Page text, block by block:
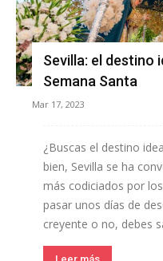
Sevilla: el destino
Semana Santa
Mar 17, 2023
¿Buscas el destino
bien, Sevilla se ha
más codiciados por
pasar unos días de
creyente o no, debes